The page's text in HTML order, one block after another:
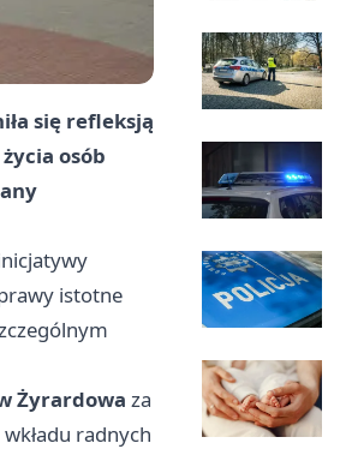
się refleksją
osób
istotne
Żyrardowa za
radnych